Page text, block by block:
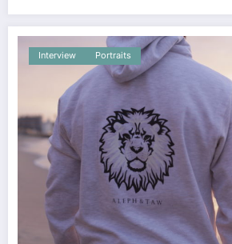
Interview Portraits